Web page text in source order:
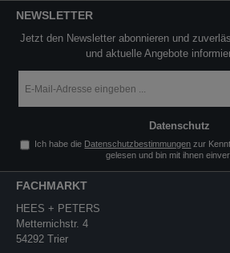
NEWSLETTER
Jetzt den Newsletter abonnieren und
und aktuelle Angebote
Mail-
*
Datenschutz
Ich habe die Datenschutzbestimmungen zur
gelesen und bin mit ihnen
FACHMARKT
HEES + PETERS
Metternichstr. 4
54292 Trier